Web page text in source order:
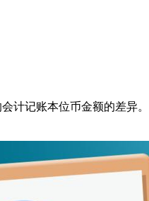
计记账本位币金额的差异